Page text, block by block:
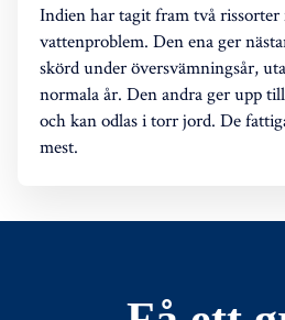
Indien har tagit fram två rissorter
vattenproblem. Den ena ger
skörd under översvämningsår,
normala år. Den andra ger upp
och kan odlas i torr jord. De
mest.